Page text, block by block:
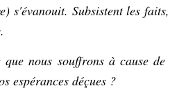
s'évanouit. Subsistent les faits,
nous souffrons à cause de
espérances déçues ?